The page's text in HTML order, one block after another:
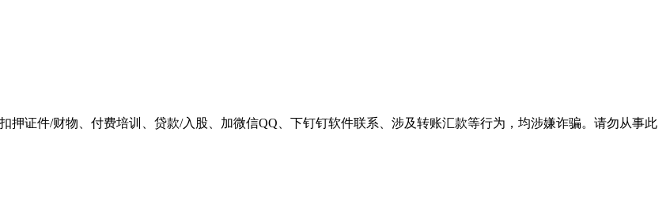
证件/财物、付费培训、贷款/入股、加微信QQ、下钉钉软件联系、涉及转账汇款等行为，均涉嫌诈骗。请勿从事此